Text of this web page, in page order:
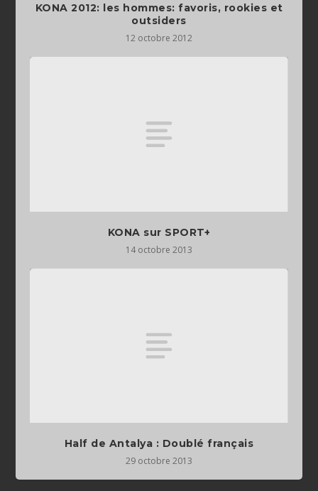
KONA 2012: les hommes: favoris, rookies et
outsiders
12 octobre 2012
KONA sur SPORT+
14 octobre 2013
Half de Antalya : Doublé français
29 octobre 2013